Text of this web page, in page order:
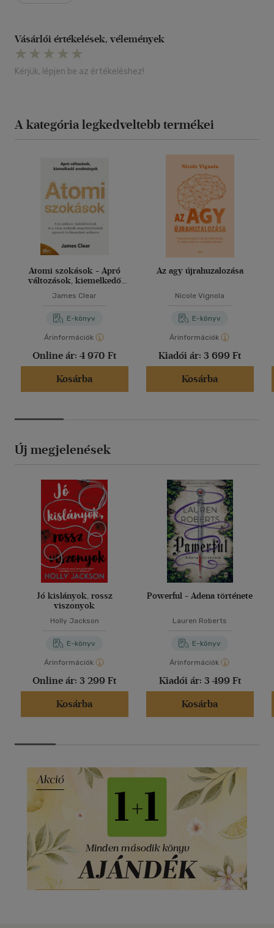
Vásárlói értékelések, vélemények
Kérjük, lépjen be az értékeléshez!
A kategória legkedveltebb termékei
Atomi szokások - Apró
változások, kiemelkedő
James Clear
E-könyv
Árinformációk
Online ár: 4 970 Ft
Kosárba
Az agy újrahuzalozása
Nicole Vignola
E-könyv
Árinformációk
Kiadói ár: 3 699 Ft
Kosárba
Új megjelenések
Jó kislányok, rossz
viszonyok
Holly Jackson
E-könyv
Árinformációk
Online ár: 3 299 Ft
Kosárba
Powerful - Adena története
Lauren Roberts
E-könyv
Árinformációk
Kiadói ár: 3 499 Ft
Kosárba